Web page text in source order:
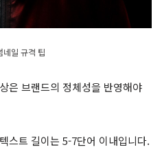
네일 규격 팁
은 브랜드의 정체성을 반영해야
스트 길이는 5-7단어 이내입니다.